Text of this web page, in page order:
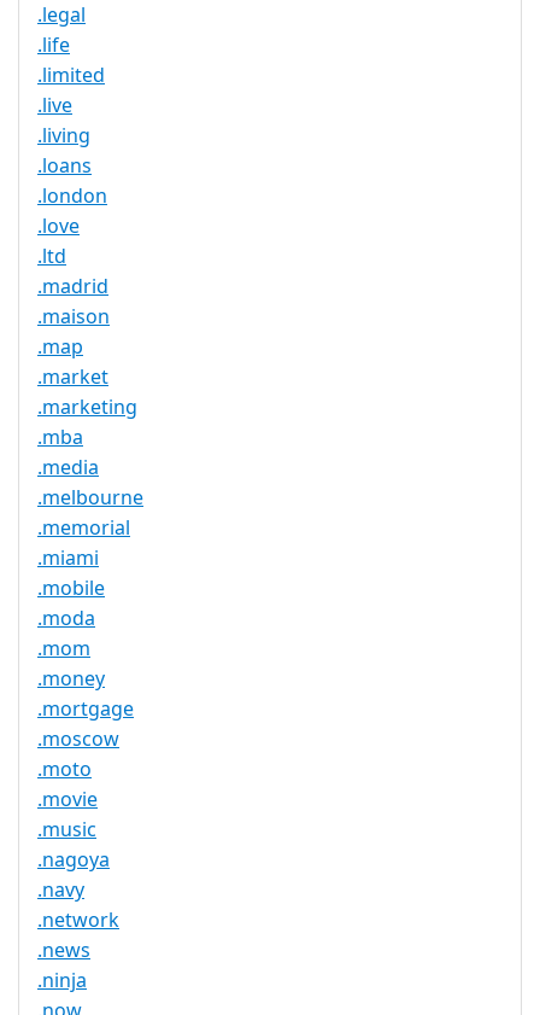
.legal
.life
.limited
.live
.living
.loans
.london
.love
.ltd
.madrid
.maison
.map
.market
.marketing
.mba
.media
.melbourne
.memorial
.miami
.mobile
.moda
.mom
.money
.mortgage
.moscow
.moto
.movie
.music
.nagoya
.navy
.network
.news
.ninja